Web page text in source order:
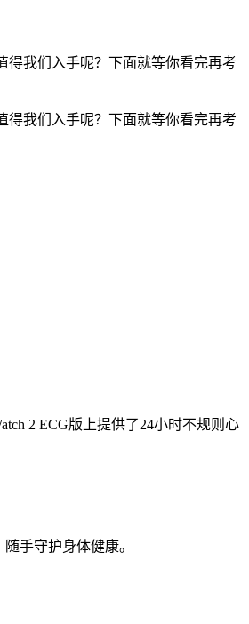
得我们入手呢？下面就等你看完再考
得我们入手呢？下面就等你看完再考
2 ECG版上提供了24小时不规则心
手守护身体健康。